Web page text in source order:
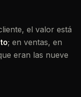
el valor está
; en ventas, en
eran las nueve